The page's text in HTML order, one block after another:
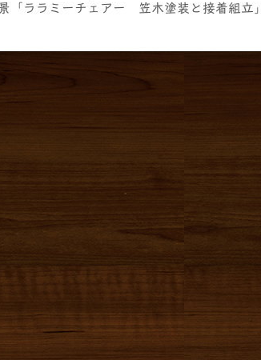
「ララミーチェアー 笠木塗装と接着組立